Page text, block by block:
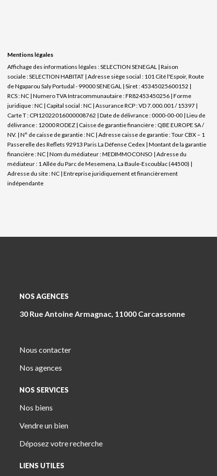
Mentions légales
Affichage des informations légales : SELECTION SENEGAL | Raison
sociale : SELECTION HABITAT | Adresse siège social : 101 Cité l'Espoir, Route
de Ngaparou Saly Portudal - 99000 SENEGAL | Siret : 45345025600152 |
RCS : NC | Numero TVA Intracommunautaire : FR82453450256 | Forme
juridique : NC | Capital social : NC | Assurance RCP : VD 7.000.001 / 15397 |
Carte T : CPI12022016000008762 | Date de délivrance : 0000-00-00 | Lieu de
délivrance : 12000 RODEZ | Caisse de garantie financière : QBE EUROPE SA /
NV. | N° de caisse de garantie : NC | Adresse caisse de garantie : Tour CBX – 1
Passerelle des Reflets 92913 Paris La Défense Cedex | Montant de la garantie
financière : NC | Nom du médiateur : MEDIMMOCONSO | Adresse du
médiateur : 1 Allée du Parc de Mesemena, La Baule-Escoublac (44500) |
Adresse du site : NC | Entreprise juridiquement et financièrement
indépendante
NOS AGENCES
30 Rue Antoine Armagnac, 11000 Carcassonne
Nous contacter
Nos agences
NOS SERVICES
Nos biens
Vendre un bien
Déposez votre recherche
LIENS UTILES